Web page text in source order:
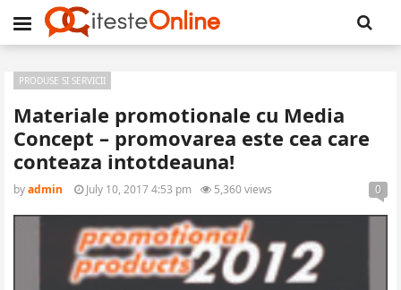
Materiale promotionale cu Media
Concept – promovarea este cea care
conteaza intotdeauna!
PRODUSE SI SERVICII
byadmin July 10, 2017 4:53 pm 5,360 views 0